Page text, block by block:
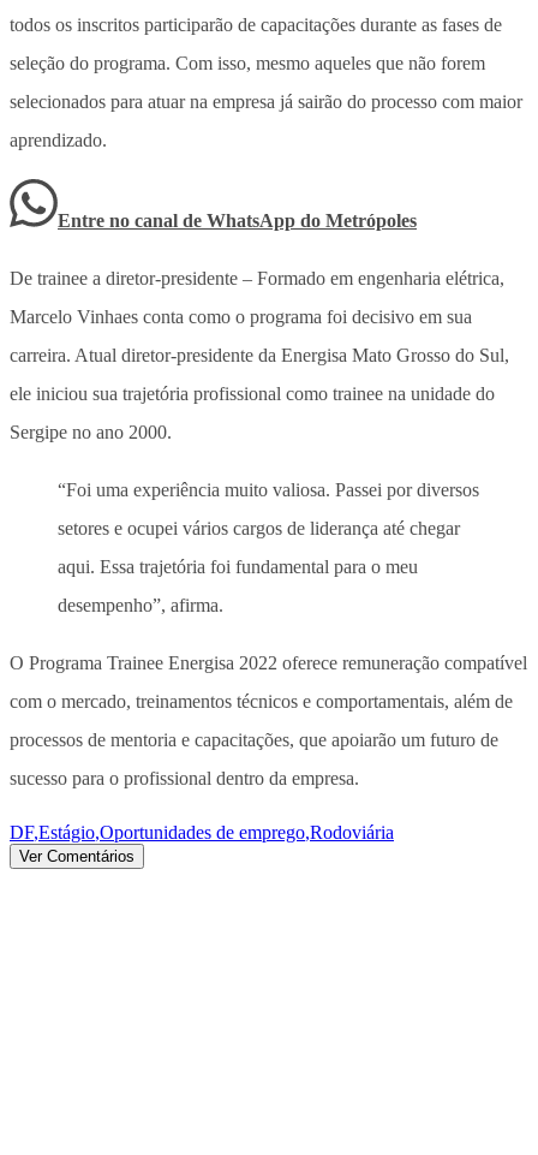
todos os inscritos participarão de capacitações durante as fases de
seleção do programa. Com isso, mesmo aqueles que não forem
selecionados para atuar na empresa já sairão do processo com maior
aprendizado.
Entre no canal de WhatsApp do Metrópoles
De trainee a diretor-presidente – Formado em engenharia elétrica,
Marcelo Vinhaes conta como o programa foi decisivo em sua
carreira. Atual diretor-presidente da Energisa Mato Grosso do Sul,
ele iniciou sua trajetória profissional como trainee na unidade do
Sergipe no ano 2000.
“Foi uma experiência muito valiosa. Passei por diversos
setores e ocupei vários cargos de liderança até chegar
aqui. Essa trajetória foi fundamental para o meu
desempenho”, afirma.
O Programa Trainee Energisa 2022 oferece remuneração compatível
com o mercado, treinamentos técnicos e comportamentais, além de
processos de mentoria e capacitações, que apoiarão um futuro de
sucesso para o profissional dentro da empresa.
DF,Estágio,Oportunidades de emprego,Rodoviária
Ver Comentários